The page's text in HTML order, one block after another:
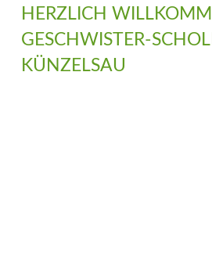
HERZLICH
GESCHWISTER-
KÜNZELSAU